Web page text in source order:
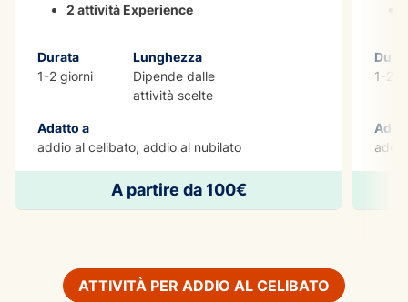
2 attività Experience
Durata
1-2 giorni
Lunghezza
Dipende dalle
attività scelte
Adatto a
addio al celibato, addio al nubilato
A partire da 100€
1-2
ATTIVITÀ PER ADDIO AL CELIBATO